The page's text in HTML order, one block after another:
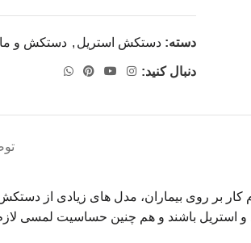
دسته: دستکش استریل , دستکش و
دنبال کنید:
بر روی بیماران، مدل های زیادی از
و استریل باشند و هم چنین حساسیت لمسی